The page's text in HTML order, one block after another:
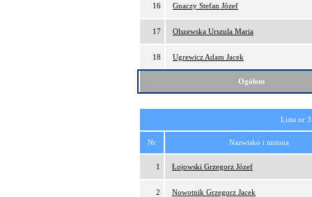
16 Gnaczy Stefan Józef
17 Olszewska Urszula Maria
18 Ugrewicz Adam Jacek
Ogółem
Lista nr
Nr Nazwisko i imiona
1 Łojowski Grzegorz Józef
2 Nowotnik Grzegorz Jacek